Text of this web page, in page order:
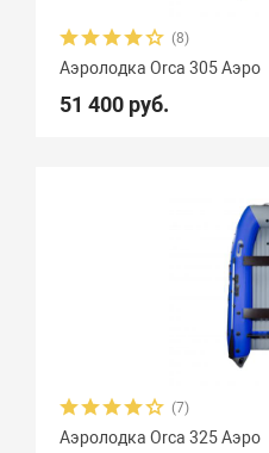
Длина кокпита, см
Плотность ткани, г/м2
Грузоподъемность
Пассажировместимость
Тип дна
(8)
Аэролодка Orca 305 Аэро
51 400 руб.
(7)
Аэролодка Orca 325 Аэро